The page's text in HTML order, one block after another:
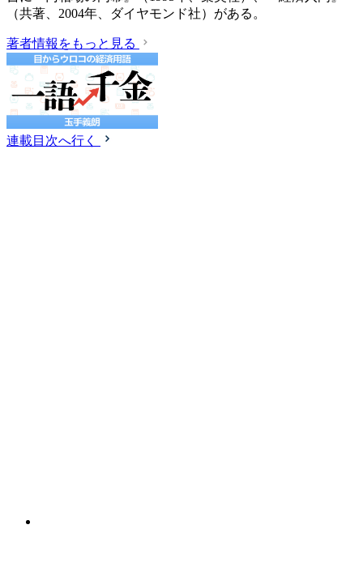
（共著、2004年、ダイヤモンド社）がある。
著者情報をもっと見る
連載目次へ行く